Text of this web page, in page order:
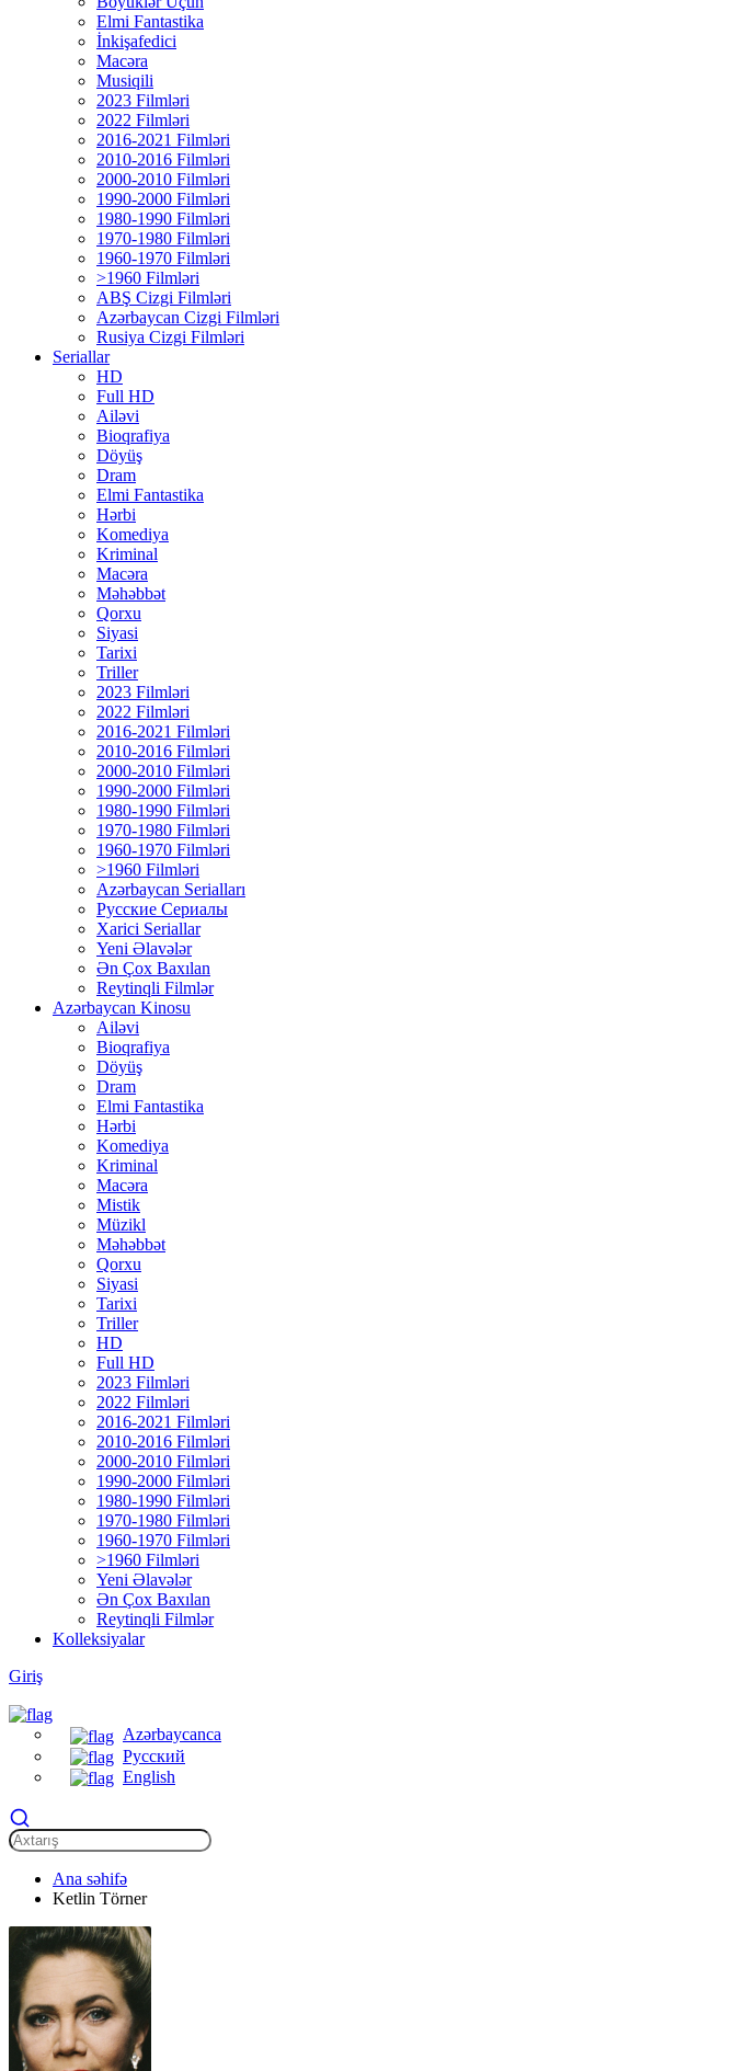
Elmi Fantastika
İnkişafedici
Macəra
Musiqili
2023 Filmləri
2022 Filmləri
2016-2021 Filmləri
2010-2016 Filmləri
2000-2010 Filmləri
1990-2000 Filmləri
1980-1990 Filmləri
1970-1980 Filmləri
1960-1970 Filmləri
>1960 Filmləri
ABŞ Cizgi Filmləri
Azərbaycan Cizgi Filmləri
Rusiya Cizgi Filmləri
Seriallar
HD
Full HD
Ailəvi
Bioqrafiya
Döyüş
Dram
Elmi Fantastika
Hərbi
Komediya
Kriminal
Macəra
Məhəbbət
Qorxu
Siyasi
Tarixi
Triller
2023 Filmləri
2022 Filmləri
2016-2021 Filmləri
2010-2016 Filmləri
2000-2010 Filmləri
1990-2000 Filmləri
1980-1990 Filmləri
1970-1980 Filmləri
1960-1970 Filmləri
>1960 Filmləri
Azərbaycan Serialları
Русские Сериалы
Xarici Seriallar
Yeni Əlavələr
Ən Çox Baxılan
Reytinqli Filmlər
Azərbaycan Kinosu
Ailəvi
Bioqrafiya
Döyüş
Dram
Elmi Fantastika
Hərbi
Komediya
Kriminal
Macəra
Mistik
Müzikl
Məhəbbət
Qorxu
Siyasi
Tarixi
Triller
HD
Full HD
2023 Filmləri
2022 Filmləri
2016-2021 Filmləri
2010-2016 Filmləri
2000-2010 Filmləri
1990-2000 Filmləri
1980-1990 Filmləri
1970-1980 Filmləri
1960-1970 Filmləri
>1960 Filmləri
Yeni Əlavələr
Ən Çox Baxılan
Reytinqli Filmlər
Kolleksiyalar
Giriş
Azərbaycanca
Русский
English
Ana səhifə
Ketlin Törner